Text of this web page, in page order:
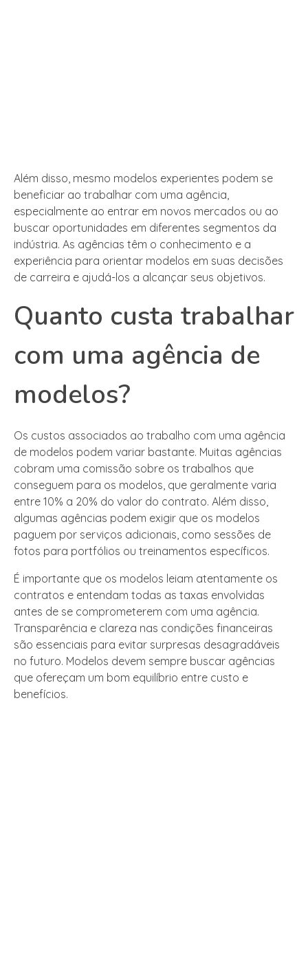
Além disso, mesmo modelos experientes podem se
beneficiar ao trabalhar com uma agência,
especialmente ao entrar em novos mercados ou ao
buscar oportunidades em diferentes segmentos da
indústria. As agências têm o conhecimento e a
experiência para orientar modelos em suas decisões
de carreira e ajudá-los a alcançar seus objetivos.
Quanto custa trabalhar
com uma agência de
modelos?
Os custos associados ao trabalho com uma agência
de modelos podem variar bastante. Muitas agências
cobram uma comissão sobre os trabalhos que
conseguem para os modelos, que geralmente varia
entre 10% a 20% do valor do contrato. Além disso,
algumas agências podem exigir que os modelos
paguem por serviços adicionais, como sessões de
fotos para portfólios ou treinamentos específicos.
É importante que os modelos leiam atentamente os
contratos e entendam todas as taxas envolvidas
antes de se comprometerem com uma agência.
Transparência e clareza nas condições financeiras
são essenciais para evitar surpresas desagradáveis
no futuro. Modelos devem sempre buscar agências
que ofereçam um bom equilíbrio entre custo e
benefícios.